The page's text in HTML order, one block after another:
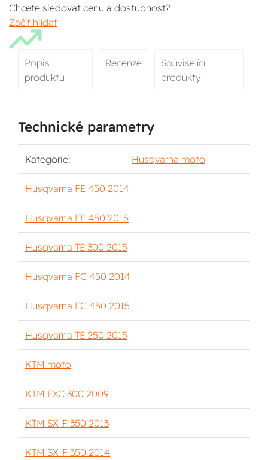
Chcete sledovat cenu a dostupnost?
Začít hlídat
Popis
produktu
Recenze
Související
produkty
Technické parametry
Kategorie: Husqvarna moto
Husqvarna FE 450 2014
Husqvarna FE 450 2015
Husqvarna TE 300 2015
Husqvarna FC 450 2014
Husqvarna FC 450 2015
Husqvarna TE 250 2015
KTM moto
KTM EXC 300 2009
KTM SX-F 350 2013
KTM SX-F 350 2014